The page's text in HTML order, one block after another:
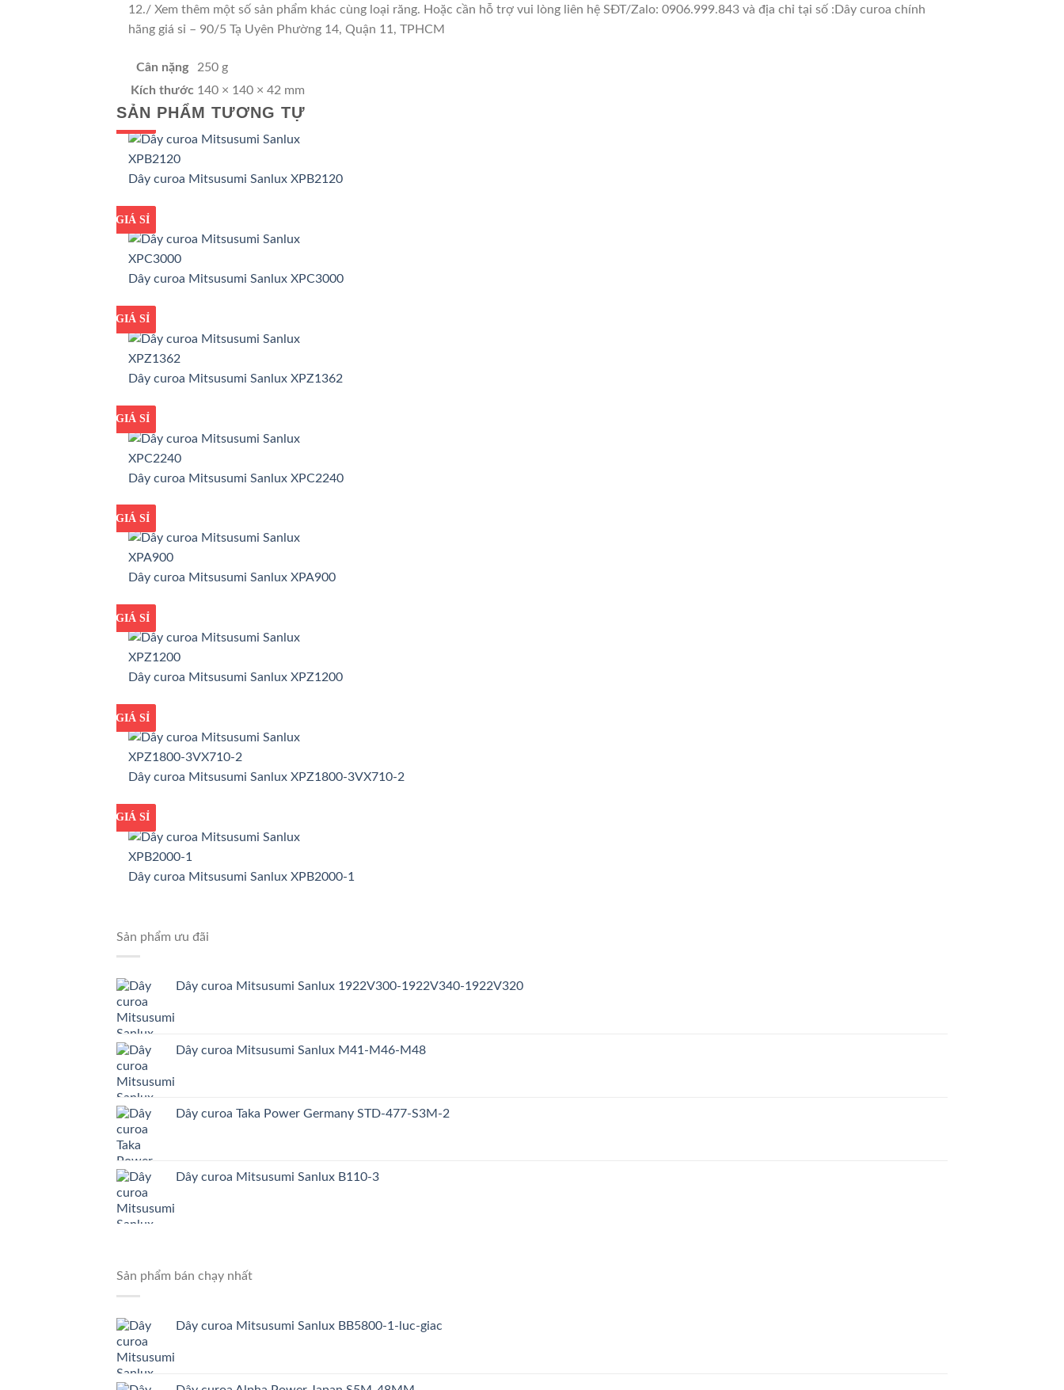
12./ Xem thêm một số sản phẩm khác cùng loại răng. Hoặc cần hỗ trợ vui lòng liên hệ SĐT/Zalo: 0906.999.843 và địa chỉ tại số :Dây curoa chính
hãng giá sỉ – 90/5 Tạ Uyên Phường 14, Quận 11, TPHCM
Cân nặng
250 g
Kích thước 140 × 140 × 42 mm
SẢN PHẨM TƯƠNG TỰ
GIÁ TỐT
GIÁ SỈ
Dây curoa Mitsusumi Sanlux XPB2120
GIÁ TỐT
GIÁ SỈ
Dây curoa Mitsusumi Sanlux XPC3000
GIÁ TỐT
GIÁ SỈ
Dây curoa Mitsusumi Sanlux XPZ1362
GIÁ TỐT
GIÁ SỈ
Dây curoa Mitsusumi Sanlux XPC2240
GIÁ TỐT
GIÁ SỈ
Dây curoa Mitsusumi Sanlux XPA900
GIÁ TỐT
GIÁ SỈ
Dây curoa Mitsusumi Sanlux XPZ1200
GIÁ TỐT
GIÁ SỈ
Dây curoa Mitsusumi Sanlux XPZ1800-3VX710-2
GIÁ TỐT
GIÁ SỈ
Dây curoa Mitsusumi Sanlux XPB2000-1
Sản phẩm ưu đãi
Dây curoa Mitsusumi Sanlux 1922V300-1922V340-1922V320
Dây curoa Mitsusumi Sanlux M41-M46-M48
Dây curoa Taka Power Germany STD-477-S3M-2
Dây curoa Mitsusumi Sanlux B110-3
Sản phẩm bán chạy nhất
Dây curoa Mitsusumi Sanlux BB5800-1-luc-giac